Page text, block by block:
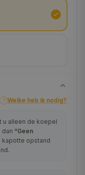
? Welke heb ik nodig?
u alleen de koepel
dan “Geen
kapotte opstand